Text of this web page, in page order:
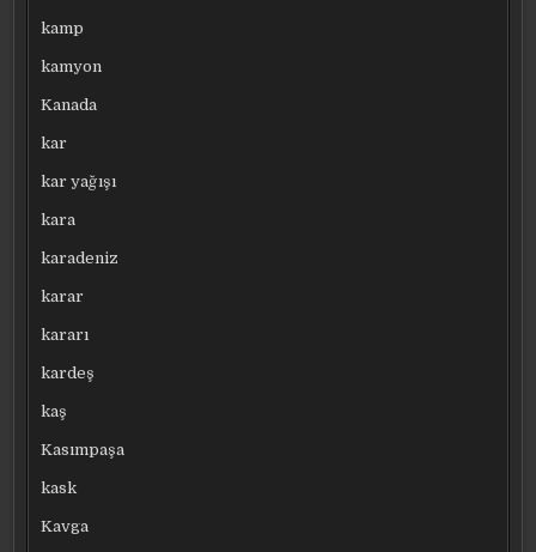
kamp
kamyon
Kanada
kar
kar yağışı
kara
karadeniz
karar
kararı
kardeş
kaş
Kasımpaşa
kask
Kavga